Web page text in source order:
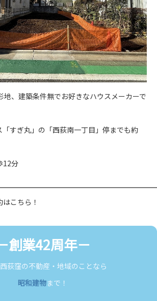
地、建築条件無でお好きなハウスメーカーで
「すぎ丸」の「西荻南一丁目」停までも約
12分
はこちら ！
創業42周年－
荻窪の不動産・地域のことなら
昭和建物まで！